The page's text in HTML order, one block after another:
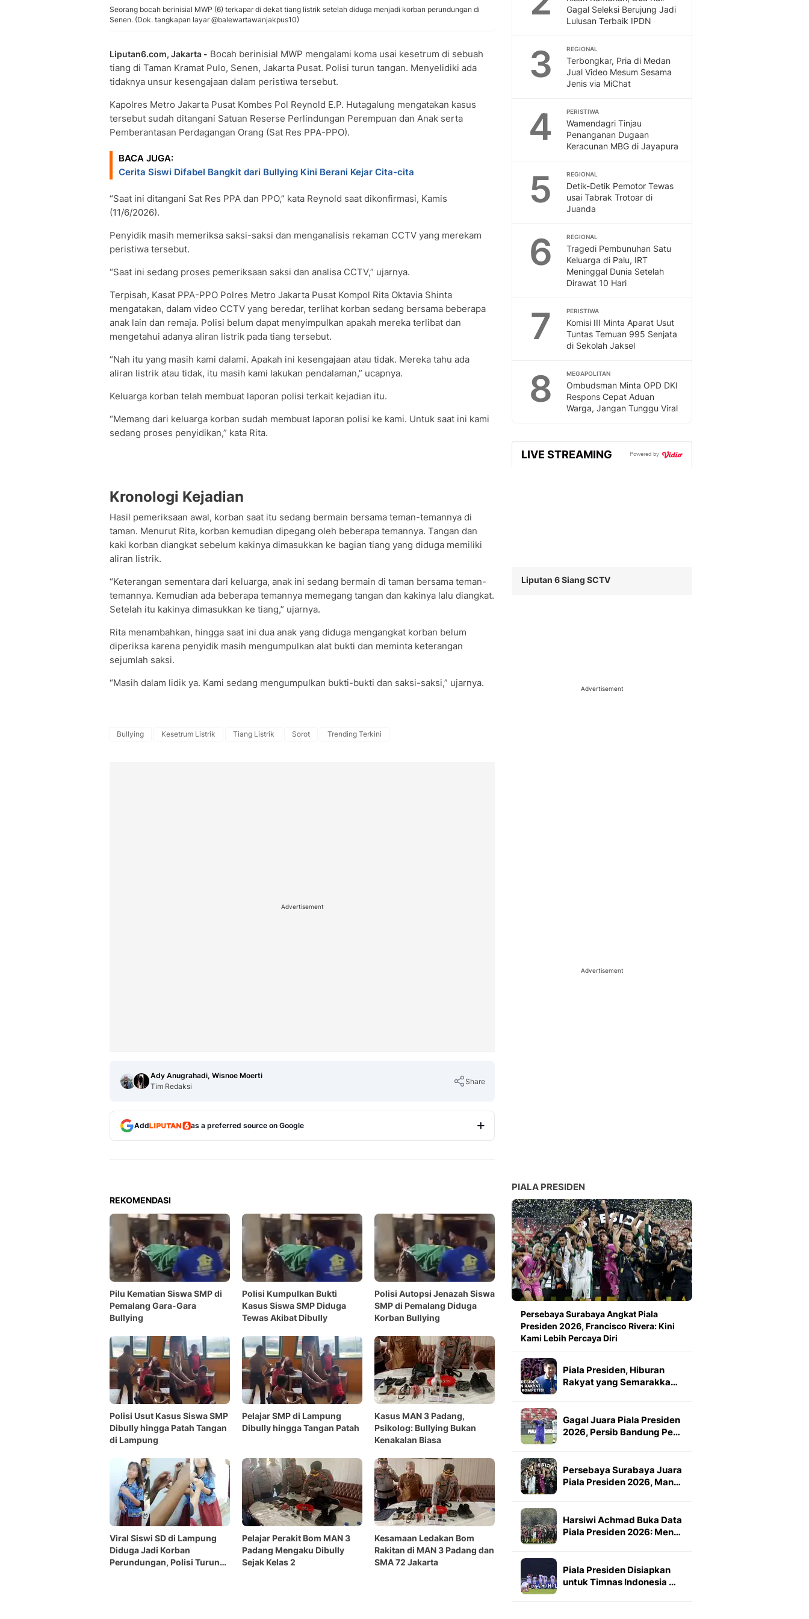
Seorang bocah berinisial MWP (6) terkapar di dekat tiang listrik setelah diduga menjadi korban perundungan di
Senen. (Dok. tangkapan layar @balewartawanjakpus10)
Liputan6.com, Jakarta - Bocah berinisial MWP mengalami koma usai kesetrum di sebuah
tiang di Taman Kramat Pulo, Senen, Jakarta Pusat. Polisi turun tangan. Menyelidiki ada
tidaknya unsur kesengajaan dalam peristiwa tersebut.
Kapolres Metro Jakarta Pusat Kombes Pol Reynold E.P. Hutagalung mengatakan kasus
tersebut sudah ditangani Satuan Reserse Perlindungan Perempuan dan Anak serta
Pemberantasan Perdagangan Orang (Sat Res PPA-PPO).
BACA JUGA:
Cerita Siswi Difabel Bangkit dari Bullying Kini Berani Kejar Cita-cita
“Saat ini ditangani Sat Res PPA dan PPO,” kata Reynold saat dikonfirmasi, Kamis
(11/6/2026).
Penyidik masih memeriksa saksi-saksi dan menganalisis rekaman CCTV yang merekam
peristiwa tersebut.
“Saat ini sedang proses pemeriksaan saksi dan analisa CCTV,” ujarnya.
Terpisah, Kasat PPA-PPO Polres Metro Jakarta Pusat Kompol Rita Oktavia Shinta
mengatakan, dalam video CCTV yang beredar, terlihat korban sedang bersama beberapa
anak lain dan remaja. Polisi belum dapat menyimpulkan apakah mereka terlibat dan
mengetahui adanya aliran listrik pada tiang tersebut.
“Nah itu yang masih kami dalami. Apakah ini kesengajaan atau tidak. Mereka tahu ada
aliran listrik atau tidak, itu masih kami lakukan pendalaman,” ucapnya.
Keluarga korban telah membuat laporan polisi terkait kejadian itu.
“Memang dari keluarga korban sudah membuat laporan polisi ke kami. Untuk saat ini kami
sedang proses penyidikan,” kata Rita.
Kronologi Kejadian
Hasil pemeriksaan awal, korban saat itu sedang bermain bersama teman-temannya di
taman. Menurut Rita, korban kemudian dipegang oleh beberapa temannya. Tangan dan
kaki korban diangkat sebelum kakinya dimasukkan ke bagian tiang yang diduga memiliki
aliran listrik.
“Keterangan sementara dari keluarga, anak ini sedang bermain di taman bersama teman-
temannya. Kemudian ada beberapa temannya memegang tangan dan kakinya lalu diangkat.
Setelah itu kakinya dimasukkan ke tiang,” ujarnya.
Rita menambahkan, hingga saat ini dua anak yang diduga mengangkat korban belum
diperiksa karena penyidik masih mengumpulkan alat bukti dan meminta keterangan
sejumlah saksi.
“Masih dalam lidik ya. Kami sedang mengumpulkan bukti-bukti dan saksi-saksi,” ujarnya.
Bullying Kesetrum Listrik Tiang Listrik Sorot Trending Terkini
Advertisement
Ady Anugrahadi, Wisnoe Moerti
Tim Redaksi
Share
Add as a preferred source on Google
REKOMENDASI
Pilu Kematian Siswa SMP di
Pemalang Gara-Gara
Bullying
Polisi Kumpulkan Bukti
Kasus Siswa SMP Diduga
Tewas Akibat Dibully
Polisi Autopsi Jenazah Siswa
SMP di Pemalang Diduga
Korban Bullying
Polisi Usut Kasus Siswa SMP
Dibully hingga Patah Tangan
di Lampung
Pelajar SMP di Lampung
Dibully hingga Tangan Patah
Kasus MAN 3 Padang,
Psikolog: Bullying Bukan
Kenakalan Biasa
Viral Siswi SD di Lampung
Diduga Jadi Korban
Perundungan, Polisi Turun
Pelajar Perakit Bom MAN 3
Padang Mengaku Dibully
Sejak Kelas 2
Kesamaan Ledakan Bom
Rakitan di MAN 3 Padang dan
SMA 72 Jakarta
Gagal Seleksi Berujung Jadi
Lulusan Terbaik IPDN
3 REGIONAL
Terbongkar, Pria di Medan
Jual Video Mesum Sesama
Jenis via MiChat
4 PERISTIWA
Wamendagri Tinjau
Penanganan Dugaan
Keracunan MBG di Jayapura
5 REGIONAL
Detik-Detik Pemotor Tewas
usai Tabrak Trotoar di
Juanda
6 REGIONAL
Tragedi Pembunuhan Satu
Keluarga di Palu, IRT
Meninggal Dunia Setelah
Dirawat 10 Hari
7 PERISTIWA
Komisi III Minta Aparat Usut
Tuntas Temuan 995 Senjata
di Sekolah Jaksel
8 MEGAPOLITAN
Ombudsman Minta OPD DKI
Respons Cepat Aduan
Warga, Jangan Tunggu Viral
LIVE STREAMING Powered by
Liputan 6 Siang SCTV
Advertisement
Advertisement
PIALA PRESIDEN
Persebaya Surabaya Angkat Piala
Presiden 2026, Francisco Rivera: Kini
Kami Lebih Percaya Diri
Piala Presiden, Hiburan
Rakyat yang Semarakka…
Gagal Juara Piala Presiden
2026, Persib Bandung Pe…
Persebaya Surabaya Juara
Piala Presiden 2026, Man…
Harsiwi Achmad Buka Data
Piala Presiden 2026: Men…
Piala Presiden Disiapkan
untuk Timnas Indonesia …